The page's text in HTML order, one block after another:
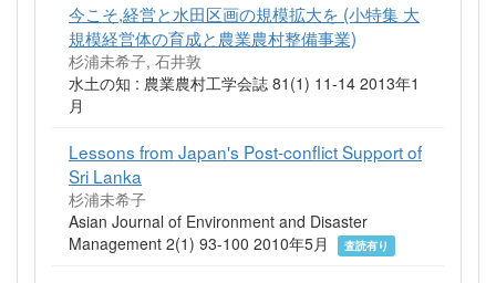
今こそ,経営と水田区画の規模拡大を (小特集 大
規模経営体の育成と農業農村整備事業)
杉浦未希子, 石井敦
水土の知 : 農業農村工学会誌 81(1) 11-14 2013年1
月
Lessons from Japan's Post-conflict Support of
Sri Lanka
杉浦未希子
Asian Journal of Environment and Disaster
Management 2(1) 93-100 2010年5月
査読有り